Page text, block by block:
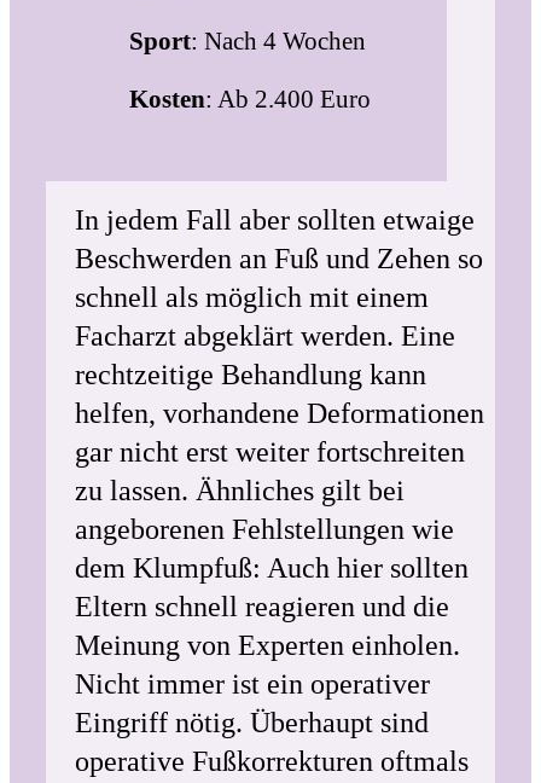
Sport: Nach 4 Wochen
Kosten: Ab 2.400 Euro
In jedem Fall aber sollten etwaige
Beschwerden an Fuß und Zehen so
schnell als möglich mit einem
Facharzt abgeklärt werden. Eine
rechtzeitige Behandlung kann
helfen, vorhandene Deformationen
gar nicht erst weiter fortschreiten
zu lassen. Ähnliches gilt bei
angeborenen Fehlstellungen wie
dem Klumpfuß: Auch hier sollten
Eltern schnell reagieren und die
Meinung von Experten einholen.
Nicht immer ist ein operativer
Eingriff nötig. Überhaupt sind
operative Fußkorrekturen oftmals